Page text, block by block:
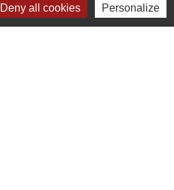
Deny all cookies Personalize